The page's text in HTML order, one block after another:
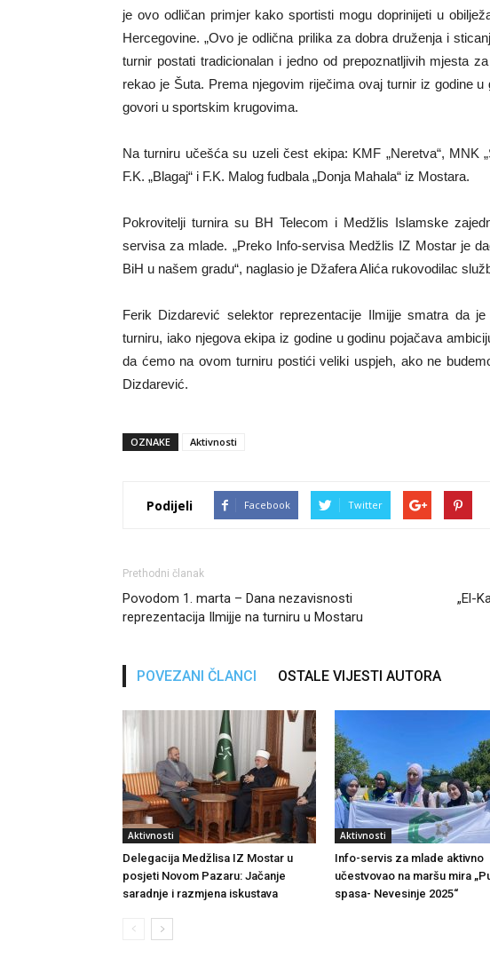
je ovo odličan primjer kako sportisti mogu doprinijeti u
Hercegovine. „Ovo je odlična prilika za dobra druženja i
turnir postati tradicionalan i jedno od prepoznatljivih mjesta
rekao je Šuta. Prema njegovim riječima ovaj turnir iz godine
govori u sportskim krugovima.
Na turniru učešća su uzeli čest ekipa: KMF „Neretva“, MNK
F.K. „Blagaj“ i F.K. Malog fudbala „Donja Mahala“ iz Mostara.
Pokrovitelji turnira su BH Telecom i Medžlis Islamske
servisa za mlade. „Preko Info-servisa Medžlis IZ Mostar je
BiH u našem gradu“, naglasio je Džafera Alića rukovodilac
Ferik Dizdarević selektor reprezentacije Ilmijje smatra da
turniru, iako njegova ekipa iz godine u godinu pojačava
da ćemo na ovom turniru postići veliki uspjeh, ako ne
Dizdarević.
OZNAKE Aktivnosti
Podijeli Facebook Twitter
Prethodni članak
Povodom 1. marta – Dana nezavisnosti
reprezentacija Ilmijje na turniru u Mostaru
„El-
POVEZANI ČLANCI OSTALE VIJESTI AUTORA
Aktivnosti
Delegacija Medžlisa IZ Mostar u
posjeti Novom Pazaru: Jačanje
saradnje i razmjena iskustava
Aktivnosti
Info-servis za mlade aktivno
učestvovao na maršu mira
spasa- Nevesinje 2025“